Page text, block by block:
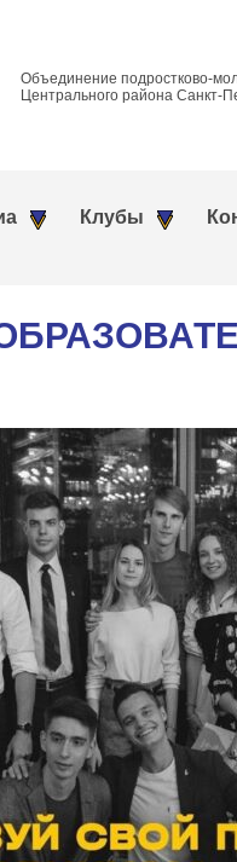
Объединение подростково-
Центрального района Санкт-
Клубы